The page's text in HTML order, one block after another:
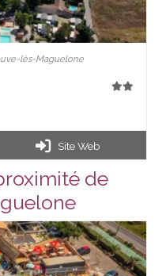
lès-Maguelone
Site Web
de